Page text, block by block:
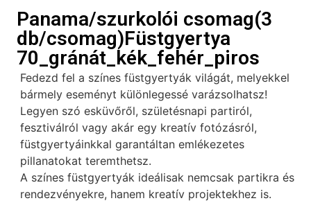
Panama/szurkolói csomag(3
db/csomag)Füstgyertya
70_gránát_kék_fehér_piros
Fedezd fel a színes füstgyertyák világát, melyekkel
bármely eseményt különlegessé varázsolhatsz!
Legyen szó esküvőről, születésnapi partiról,
fesztiválról vagy akár egy kreatív fotózásról,
füstgyertyáinkkal garantáltan emlékezetes
pillanatokat teremthetsz.
A színes füstgyertyák ideálisak nemcsak partikra és
rendezvényekre, hanem kreatív projektekhez is.